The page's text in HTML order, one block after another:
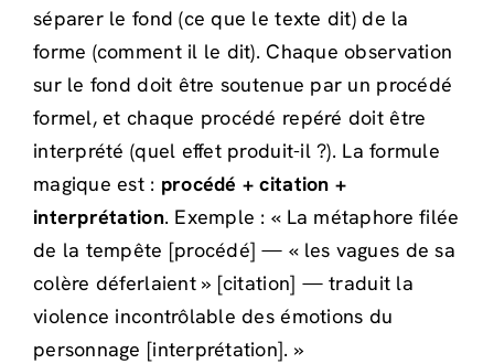
séparer le fond (ce que le texte dit) de la
forme (comment il le dit). Chaque observation
sur le fond doit être soutenue par un procédé
formel, et chaque procédé repéré doit être
interprété (quel effet produit-il ?). La formule
magique est : procédé + citation +
interprétation. Exemple : « La métaphore filée
de la tempête [procédé] — « les vagues de sa
colère déferlaient » [citation] — traduit la
violence incontrôlable des émotions du
personnage [interprétation]. »